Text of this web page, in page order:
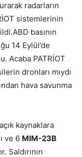
radarların
sistemlerinin
basının
14 Eylül’de
Acaba PATRİOT
dronları mıydı
hava savunma
kaynaklara
ve 6 MIM-23B
Saldırının